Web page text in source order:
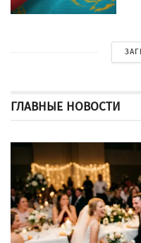
ГЛАВНЫЕ НОВОСТИ